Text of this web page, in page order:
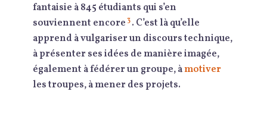
fantaisie à 845 étudiants qui s’en
souviennent encore 3. C’est là qu’elle
apprend à vulgariser un discours technique,
à présenter ses idées de manière imagée,
également à fédérer un groupe, àmotiver
les troupes, à mener des projets.